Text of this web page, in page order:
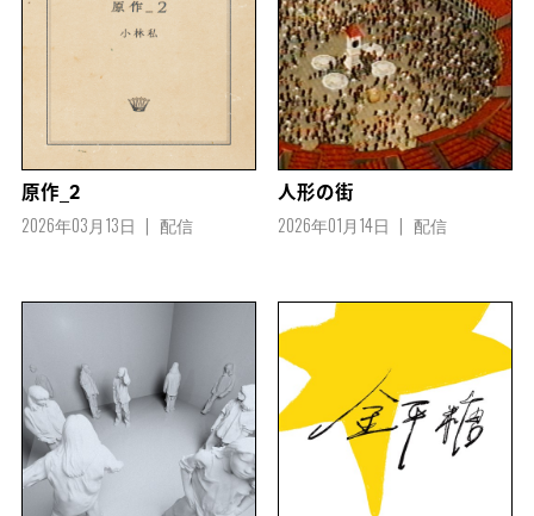
原作_2
2026年03月13日 配信
人形の街
2026年01月14日 配信